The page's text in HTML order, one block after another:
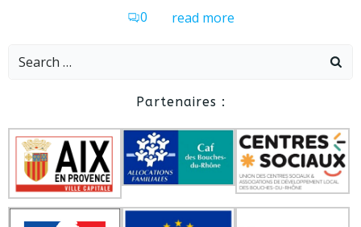
0 read more
Search
Partenaires :